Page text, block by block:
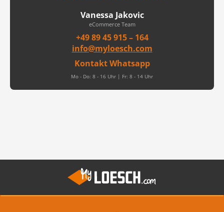
Vanessa Jakovic
eCommerce Team
+49 89 45 915 – 164
info@myloesch.com
Kontakt Whatsapp
Mo - Do: 8 - 16 Uhr | Fr: 8 - 14 Uhr